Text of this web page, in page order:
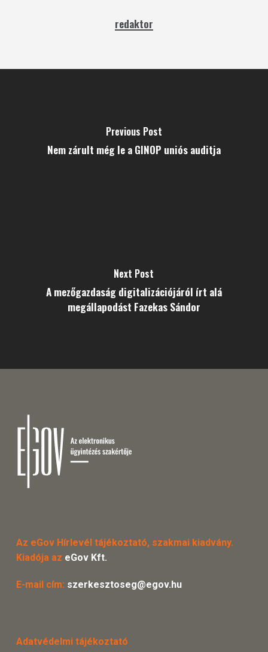
redaktor
Previous Post
Nem zárult még le a GINOP uniós auditja
Next Post
A mezőgazdaság digitalizációjáról írt alá
megállapodást Fazekas Sándor
Az eGov Hírlevél tájékoztató, szakmai kiadvány.
Kiadója az eGov Kft.
E-mail cím: szerkesztoseg@egov.hu
Adatvédelmi tájékoztató